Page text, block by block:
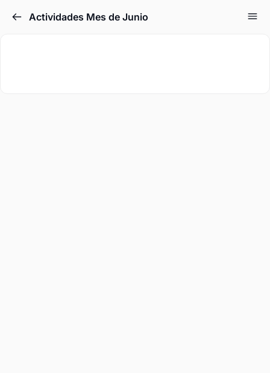
Actividades Mes de Junio